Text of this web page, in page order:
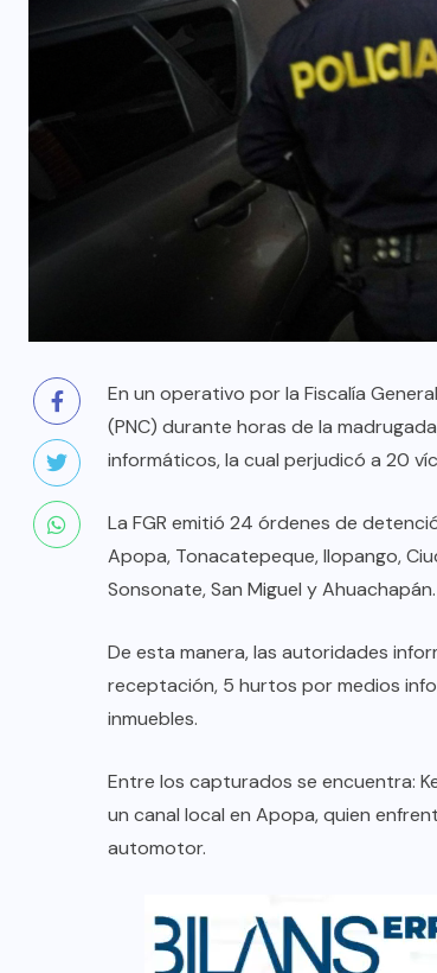
En un operativo por la Fiscalía
(PNC) durante horas de la
informáticos, la cual perjudicó a 20
La FGR emitió 24 órdenes de
Apopa, Tonacatepeque, Ilopango,
Sonsonate, San Miguel y Ahuachapán.
De esta manera, las autoridades
receptación, 5 hurtos por medios
inmuebles.
Entre los capturados se encuentra:
un canal local en Apopa, quien
automotor.